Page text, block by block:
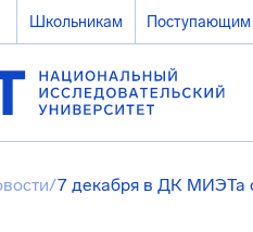
Школьникам Поступающим
/7 декабря в ДК МИЭТа